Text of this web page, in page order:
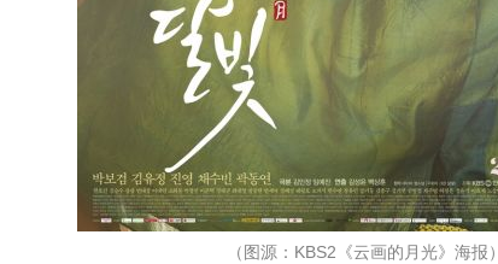
（图源：KBS2《云画的月光》海报）